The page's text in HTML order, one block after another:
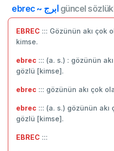
ebrec ~ ابرج güncel
EBREC ::: Gözünün akı çok
kimse.
ebrec ::: (a. s.) : gözünün
gözlü [kimse].
ebrec ::: gözünün akı çok
ebrec ::: (a. s.) gözünün
gözlü [kimse].
EBREC :::